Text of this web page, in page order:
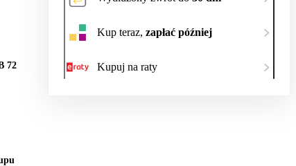
72
Kup teraz, zapłać później
Kupuj na raty